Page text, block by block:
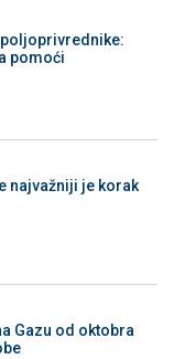
pomoći
najvažniji je korak
Gazu od oktobra